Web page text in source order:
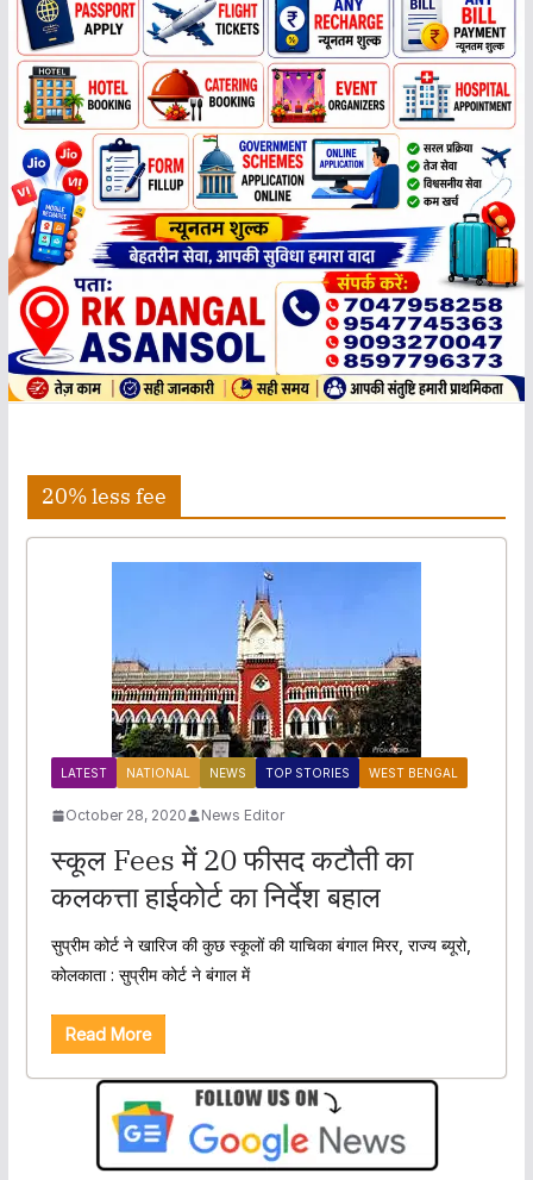
20% less fee
LATEST NATIONAL NEWS TOP STORIES WEST BENGAL
October 28, 2020 News Editor
स्कूल Fees में 20 फीसद कटौती का
कलकत्ता हाईकोर्ट का निर्देश बहाल
सुप्रीम कोर्ट ने खारिज की कुछ स्कूलों की याचिका बंगाल मिरर, राज्य ब्यूरो,
कोलकाता : सुप्रीम कोर्ट ने बंगाल में
Read More